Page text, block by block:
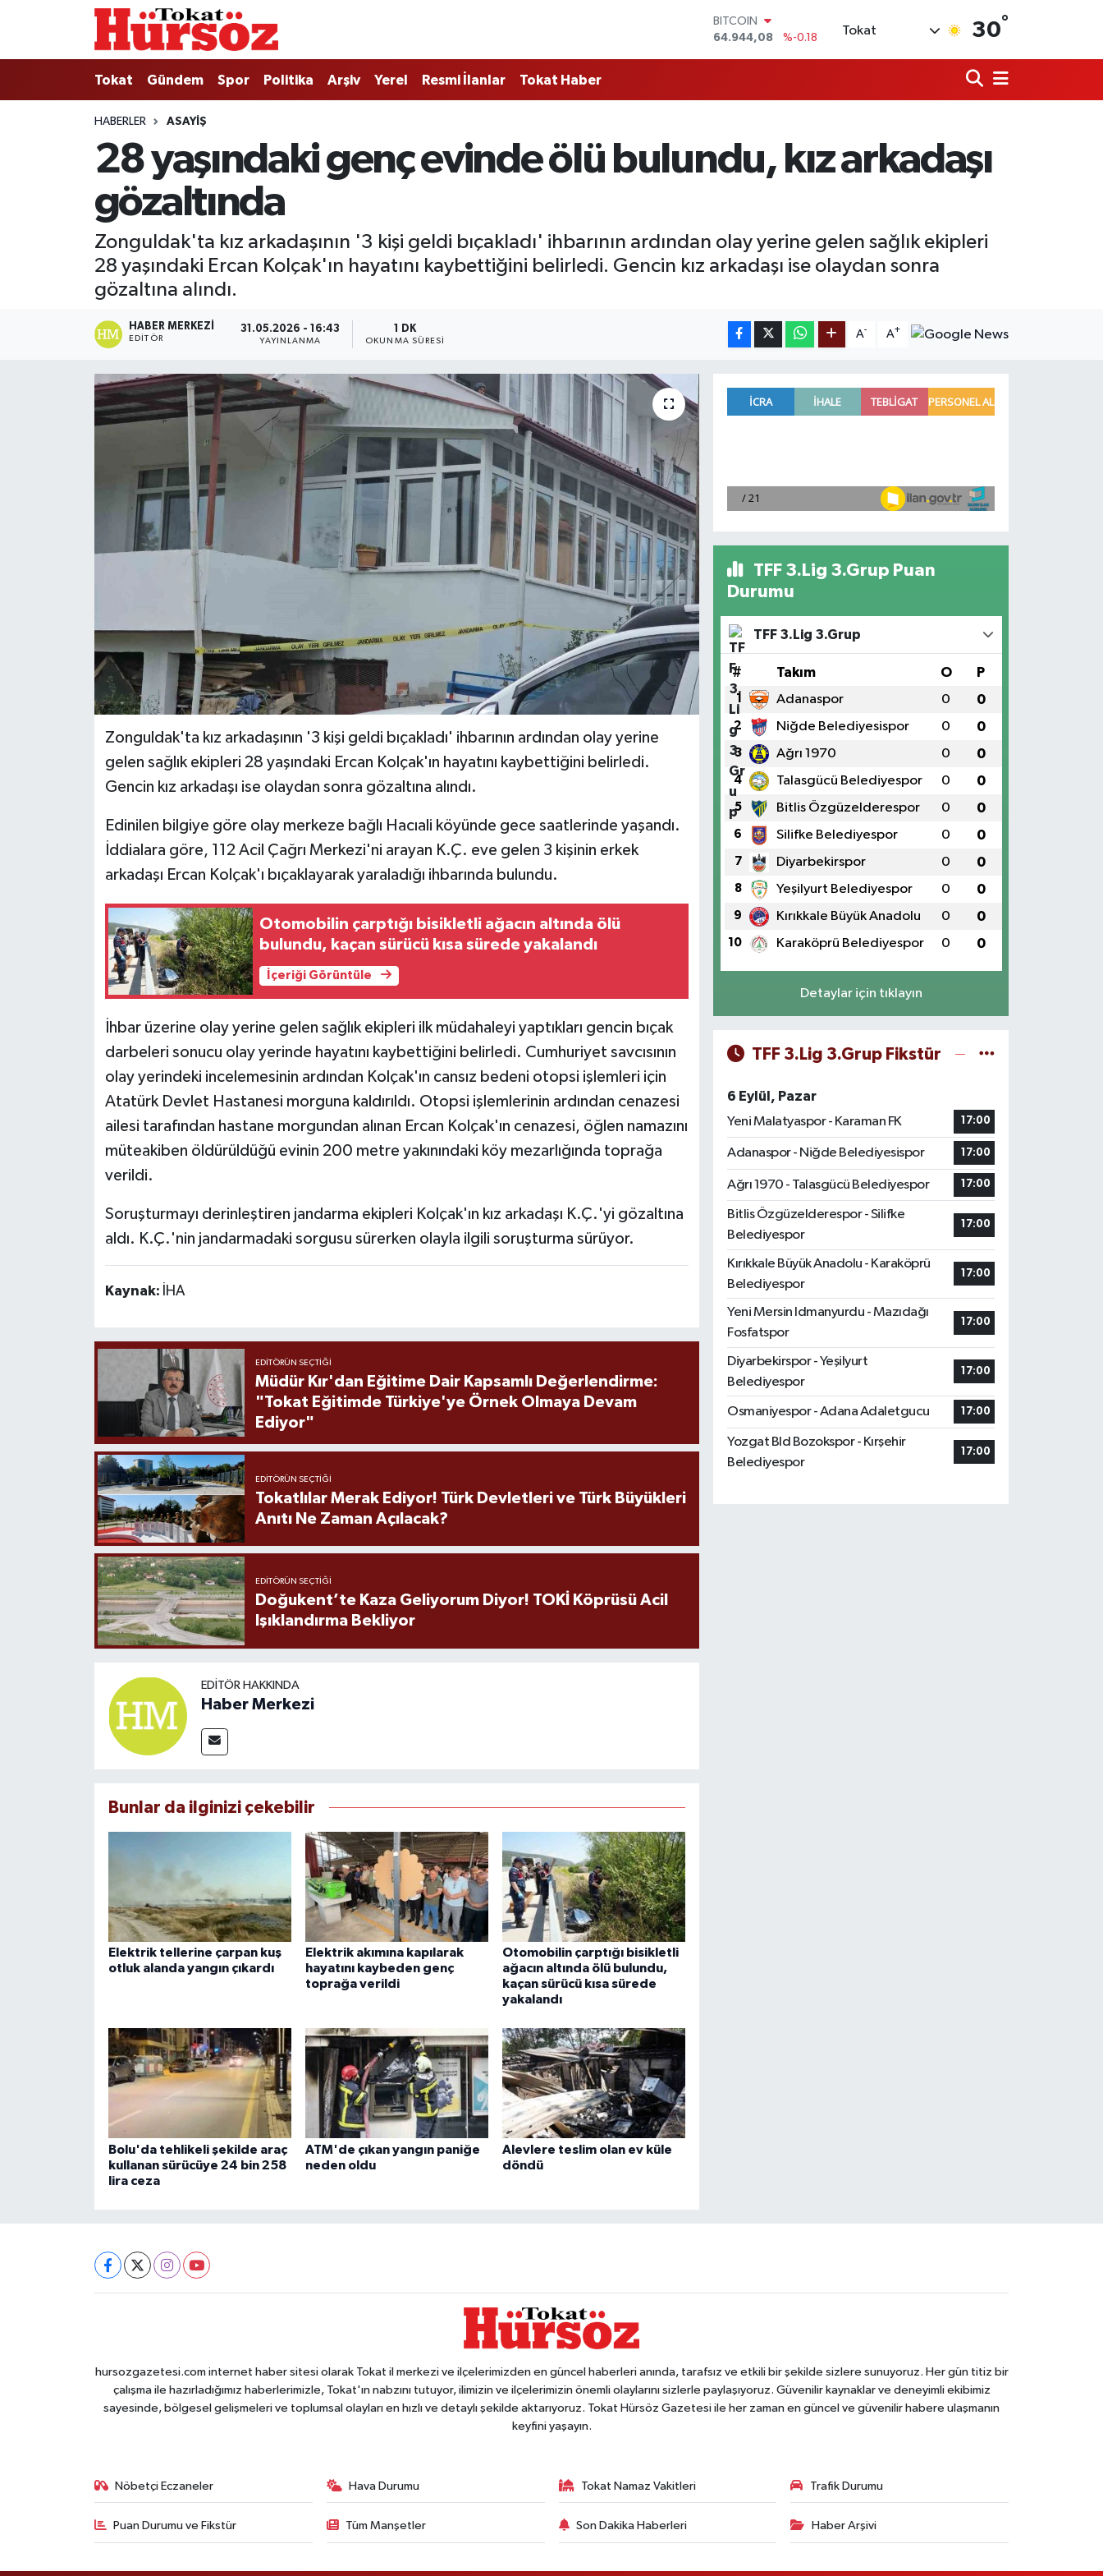
64.944,08
DOLAR
47,7436
%0.18
6660.55
%0.03
BİST100
Tokat 30°
Tokat Gündem Spor Politika Arşiv Yerel Resmi İlanlar Tokat Haber
HABERLER ASAYIŞ
28 yaşındaki genç evinde ölü bulundu, kız arkadaşı
gözaltında
Zonguldak'ta kız arkadaşının '3 kişi geldi bıçakladı' ihbarının ardından olay yerine gelen sağlık ekipleri
28 yaşındaki Ercan Kolçak'ın hayatını kaybettiğini belirledi. Gencin kız arkadaşı ise olaydan sonra
gözaltına alındı.
HABER MERKEZI
EDITÖR
31.05.2026 - 16:43
YAYINLANMA
1 DK
OKUNMA SÜRESI
A- A+
Zonguldak'ta kız arkadaşının '3 kişi geldi bıçakladı' ihbarının ardından olay yerine
gelen sağlık ekipleri 28 yaşındaki Ercan Kolçak'ın hayatını kaybettiğini belirledi.
Gencin kız arkadaşı ise olaydan sonra gözaltına alındı.
Edinilen bilgiye göre olay merkeze bağlı Hacıali köyünde gece saatlerinde yaşandı.
İddialara göre, 112 Acil Çağrı Merkezi'ni arayan K.Ç. eve gelen 3 kişinin erkek
arkadaşı Ercan Kolçak'ı bıçaklayarak yaraladığı ihbarında bulundu.
Otomobilin çarptığı bisikletli ağacın altında ölü
bulundu, kaçan sürücü kısa sürede yakalandı
İçeriği Görüntüle
İhbar üzerine olay yerine gelen sağlık ekipleri ilk müdahaleyi yaptıkları gencin bıçak
darbeleri sonucu olay yerinde hayatını kaybettiğini belirledi. Cumhuriyet savcısının
olay yerindeki incelemesinin ardından Kolçak'ın cansız bedeni otopsi işlemleri için
Atatürk Devlet Hastanesi morguna kaldırıldı. Otopsi işlemlerinin ardından cenazesi
ailesi tarafından hastane morgundan alınan Ercan Kolçak'ın cenazesi, öğlen namazını
müteakiben öldürüldüğü evinin 200 metre yakınındaki köy mezarlığında toprağa
verildi.
Soruşturmayı derinleştiren jandarma ekipleri Kolçak'ın kız arkadaşı K.Ç.'yi gözaltına
aldı. K.Ç.'nin jandarmadaki sorgusu sürerken olayla ilgili soruşturma sürüyor.
Kaynak: İHA
EDITÖRÜN SEÇTIĞI
Müdür Kır'dan Eğitime Dair Kapsamlı Değerlendirme:
"Tokat Eğitimde Türkiye'ye Örnek Olmaya Devam
Ediyor"
EDITÖRÜN SEÇTIĞI
Tokatlılar Merak Ediyor! Türk Devletleri ve Türk Büyükleri
Anıtı Ne Zaman Açılacak?
EDITÖRÜN SEÇTIĞI
Doğukent’te Kaza Geliyorum Diyor! TOKİ Köprüsü Acil
Işıklandırma Bekliyor
EDITÖR HAKKINDA
Haber Merkezi
Bunlar da ilginizi çekebilir
Elektrik tellerine çarpan kuş
otluk alanda yangın çıkardı
Elektrik akımına kapılarak
hayatını kaybeden genç
toprağa verildi
Otomobilin çarptığı bisikletli
ağacın altında ölü bulundu,
kaçan sürücü kısa sürede
yakalandı
Bolu'da tehlikeli şekilde araç
kullanan sürücüye 24 bin 258
lira ceza
ATM'de çıkan yangın paniğe
neden oldu
Alevlere teslim olan ev küle
döndü
TFF 3.Lig 3.Grup Puan
Durumu
TFF 3.Lig 3.Grup
# Takım O P
1 Adanaspor 0 0
2 Niğde Belediyesispor 0 0
3 Ağrı 1970 0 0
4 Talasgücü Belediyespor 0 0
5 Bitlis Özgüzelderespor 0 0
6 Silifke Belediyespor 0 0
7 Diyarbekirspor 0 0
8 Yeşilyurt Belediyespor 0 0
9 Kırıkkale Büyük Anadolu 0 0
10 Karaköprü Belediyespor 0 0
Detaylar için tıklayın
TFF 3.Lig 3.Grup Fikstür
6 Eylül, Pazar
Yeni Malatyaspor - Karaman FK
17:00
Adanaspor - Niğde Belediyesispor 17:00
Ağrı 1970 - Talasgücü Belediyespor 17:00
Bitlis Özgüzelderespor - Silifke
Belediyespor
17:00
Kırıkkale Büyük Anadolu - Karaköprü
Belediyespor
17:00
Yeni Mersin Idmanyurdu - Mazıdağı
Fosfatspor
17:00
Diyarbekirspor - Yeşilyurt
Belediyespor
17:00
Osmaniyespor - Adana Adaletgucu 17:00
Yozgat Bld Bozokspor - Kırşehir
Belediyespor
17:00
hursozgazetesi.com internet haber sitesi olarak Tokat il merkezi ve ilçelerimizden en güncel haberleri anında, tarafsız ve etkili bir şekilde sizlere sunuyoruz. Her gün titiz bir
çalışma ile hazırladığımız haberlerimizle, Tokat'ın nabzını tutuyor, ilimizin ve ilçelerimizin önemli olaylarını sizlerle paylaşıyoruz. Güvenilir kaynaklar ve deneyimli ekibimiz
sayesinde, bölgesel gelişmeleri ve toplumsal olayları en hızlı ve detaylı şekilde aktarıyoruz. Tokat Hürsöz Gazetesi ile her zaman en güncel ve güvenilir habere ulaşmanın
keyfini yaşayın.
Nöbetçi Eczaneler Hava Durumu Tokat Namaz Vakitleri Trafik Durumu
Puan Durumu ve Fikstür Tüm Manşetler Son Dakika Haberleri Haber Arşivi
Tokat
Türkiye Gündemi
Gündem
Politika
Ekonomi
Nöbetçi Eczaneler
Hava Durumu
Tokat Namaz Vakitleri
Trafik Durumu
Tüm Manşetler